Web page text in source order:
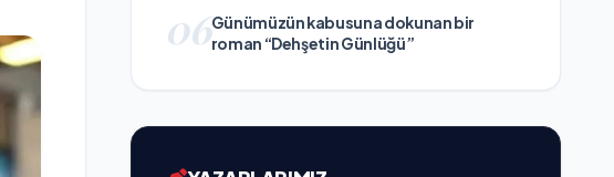
06Günümüzün kabusuna dokunan bir
roman “Dehşetin Günlüğü”